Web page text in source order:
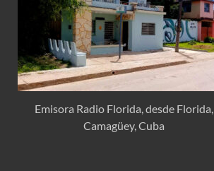
Emisora Radio Florida, desde Florida,
Camagüey, Cuba